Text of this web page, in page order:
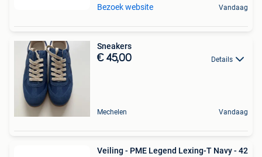
Bezoek website Vandaag
Sneakers
€ 45,00 Details
Mechelen Vandaag
Veiling - PME Legend Lexing-T Navy - 42